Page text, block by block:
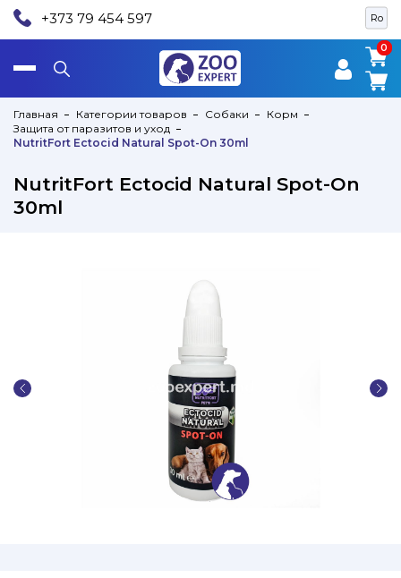
Ro
+373 79 454 597
0
0
Главная Категории товаров Собаки
Корм
Защита от паразитов и уход
NutritFort Ectocid Natural Spot-On 30ml
NutritFort Ectocid Natural Spot-On
30ml